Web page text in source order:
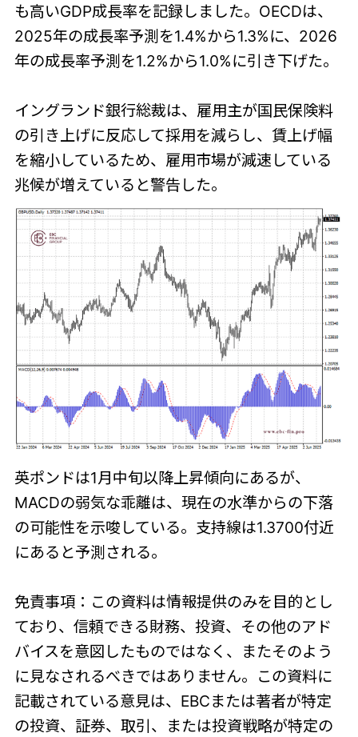
も高いGDP成長率を記録しました。OECDは、
2025年の成長率予測を1.4%から1.3%に、2026
年の成長率予測を1.2%から1.0%に引き下げた。
イングランド銀行総裁は、雇用主が国民保険料
の引き上げに反応して採用を減らし、賃上げ幅
を縮小しているため、雇用市場が減速している
兆候が増えていると警告した。
英ポンドは1月中旬以降上昇傾向にあるが、
MACDの弱気な乖離は、現在の水準からの下落
の可能性を示唆している。支持線は1.3700付近
にあると予測される。
免責事項：この資料は情報提供のみを目的とし
ており、信頼できる財務、投資、その他のアド
バイスを意図したものではなく、またそのよう
に見なされるべきではありません。この資料に
記載されている意見は、EBCまたは著者が特定
の投資、証券、取引、または投資戦略が特定の